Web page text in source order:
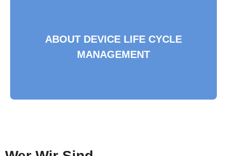
ABOUT DEVICE LIFE CYCLE
MANAGEMENT
MANAGEMENT